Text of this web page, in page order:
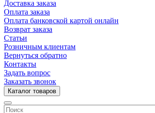
Доставка заказа
Оплата заказа
Оплата банковской картой онлайн
Возврат заказа
Статьи
Розничным клиентам
Вернуться обратно
Контакты
Задать вопрос
Заказать звонок
Каталог товаров